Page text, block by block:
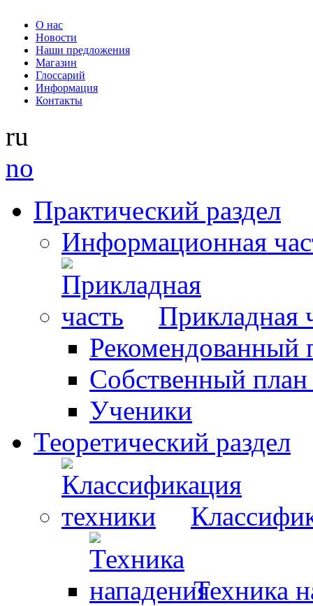
О нас
Новости
Наши предложения
Магазин
Глоссарий
Информация
Контакты
ru
no
Практический раздел
Информационная
Прикладная
Рекомендованный
Собственный
Ученики
Теоретический раздел
Техника